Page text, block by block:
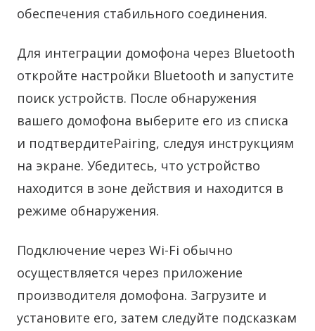
обеспечения стабильного соединения.
Для интеграции домофона через Bluetooth
откройте настройки Bluetooth и запустите
поиск устройств. После обнаружения
вашего домофона выберите его из списка
и подтвердитеPairing, следуя инструкциям
на экране. Убедитесь, что устройство
находится в зоне действия и находится в
режиме обнаружения.
Подключение через Wi-Fi обычно
осуществляется через приложение
производителя домофона. Загрузите и
установите его, затем следуйте подсказкам